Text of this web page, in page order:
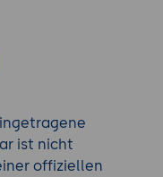
ist nicht
offiziellen